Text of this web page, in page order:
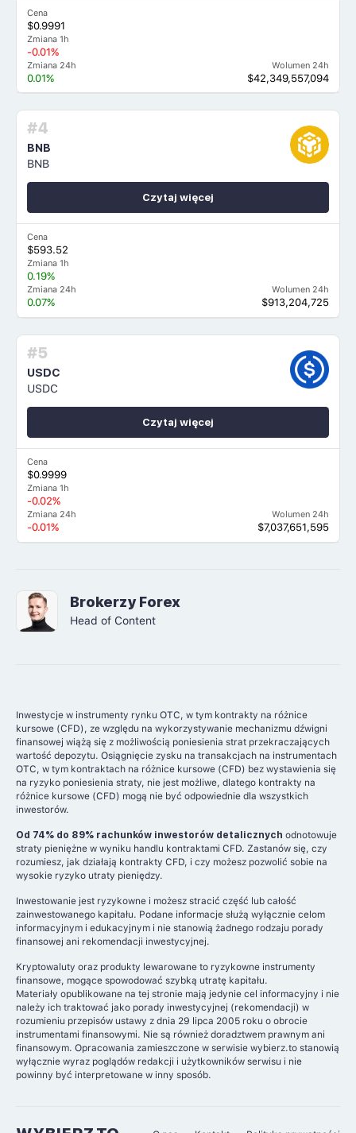
Cena
$0.9991
Zmiana 1h
-0.01%
Zmiana 24h
0.01%
Wolumen 24h
$42,349,557,094
#4
BNB
BNB
Cena
$593.52
Zmiana 1h
0.19%
Zmiana 24h
0.07%
Wolumen 24h
$913,204,725
Czytaj więcej
#5
USDC
USDC
Cena
$0.9999
Zmiana 1h
-0.02%
Zmiana 24h
-0.01%
Wolumen 24h
$7,037,651,595
Czytaj więcej
Brokerzy Forex
Head of Content
Inwestycje w instrumenty rynku OTC, w tym kontrakty na różnice
kursowe (CFD), ze względu na wykorzystywanie mechanizmu dźwigni
finansowej wiążą się z możliwością poniesienia strat przekraczających
wartość depozytu. Osiągnięcie zysku na transakcjach na instrumentach
OTC, w tym kontraktach na różnice kursowe (CFD) bez wystawienia się
na ryzyko poniesienia straty, nie jest możliwe, dlatego kontrakty na
różnice kursowe (CFD) mogą nie być odpowiednie dla wszystkich
inwestorów.
Od 74% do 89% rachunków inwestorów detalicznych odnotowuje
straty pieniężne w wyniku handlu kontraktami CFD. Zastanów się, czy
rozumiesz, jak działają kontrakty CFD, i czy możesz pozwolić sobie na
wysokie ryzyko utraty pieniędzy.
Inwestowanie jest ryzykowne i możesz stracić część lub całość
zainwestowanego kapitału. Podane informacje służą wyłącznie celom
informacyjnym i edukacyjnym i nie stanowią żadnego rodzaju porady
finansowej ani rekomendacji inwestycyjnej.
Kryptowaluty oraz produkty lewarowane to ryzykowne instrumenty
finansowe, mogące spowodować szybką utratę kapitału.
Materiały opublikowane na tej stronie mają jedynie cel informacyjny i nie
należy ich traktować jako porady inwestycyjnej (rekomendacji) w
rozumieniu przepisów ustawy z dnia 29 lipca 2005 roku o obrocie
instrumentami finansowymi. Nie są również doradztwem prawnym ani
finansowym. Opracowania zamieszczone w serwisie wybierz.to stanowią
wyłącznie wyraz poglądów redakcji i użytkowników serwisu i nie
powinny być interpretowane w inny sposób.